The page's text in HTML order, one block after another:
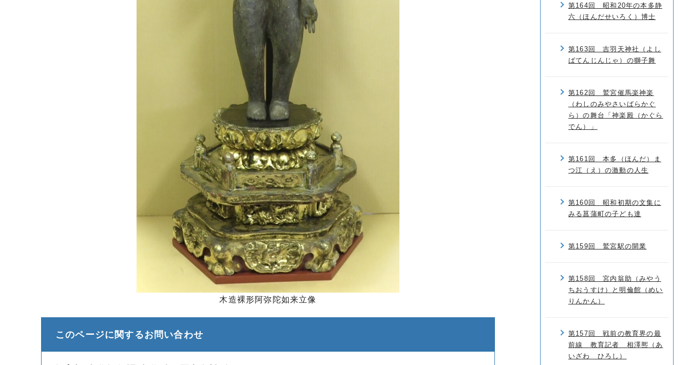
木造裸形阿弥陀如来立像
このページに関するお問い合わせ
第164回 昭和20年の本多静
六（ほんだせいろく）博士
第163回 吉羽天神社（よし
ばてんじんじゃ）の獅子舞
第162回 鷲宮催馬楽神楽
（わしのみやさいばらかぐ
ら）の舞台「神楽殿（かぐら
でん）」
第161回 本多（ほんだ）ま
つ江（え）の激動の人生
第160回 昭和初期の文集に
みる菖蒲町の子ども達
第159回 鷲宮駅の開業
第158回 宮内翁助（みやう
ちおうすけ）と明倫館（めい
りんかん）
第157回 戦前の教育界の最
前線 教育記者 相澤熈（あ
いざわ ひろし）